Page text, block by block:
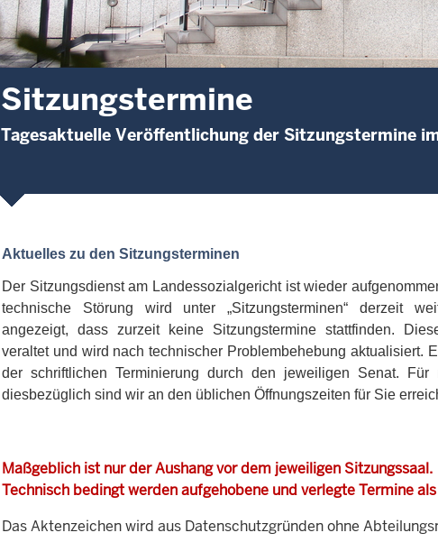
Sitzungstermine
Tagesaktuelle Veröffentlichung der Sitzungstermine
Aktuelles zu den Sitzungsterminen
Der Sitzungsdienst am Landessozialgericht ist wieder
technische Störung wird unter „Sitzungsterminen“ derzeit
angezeigt, dass zurzeit keine Sitzungstermine stattfinden.
veraltet und wird nach technischer Problembehebung aktualisiert.
der schriftlichen Terminierung durch den jeweiligen Senat. Für
diesbezüglich sind wir an den üblichen Öffnungszeiten für Sie
Maßgeblich ist nur der Aushang vor dem jeweiligen Sitzungssaal.
Technisch bedingt werden aufgehobene und verlegte Termine
Das Aktenzeichen wird aus Datenschutzgründen ohne